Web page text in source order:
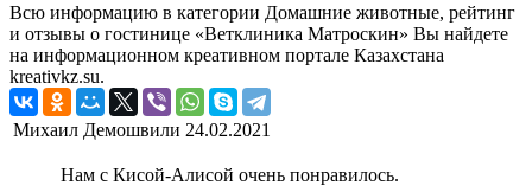
Всю информацию в категории Домашние животные, рейтинг
и отзывы о гостинице «Ветклиника Матроскин» Вы найдете
на информационном креативном портале Казахстана
kreativkz.su.
Михаил Демошвили 24.02.2021
Нам с Кисой-Алисой очень понравилось.